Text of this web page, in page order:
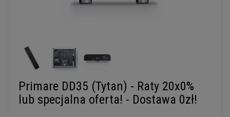
Primare DD35 (Tytan) - Raty 20x0%
lub specjalna oferta! - Dostawa 0zł!